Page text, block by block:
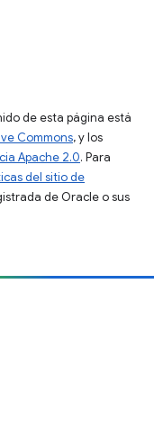
de esta página está
Commons, y los
Apache 2.0. Para
del sitio de
de Oracle o sus